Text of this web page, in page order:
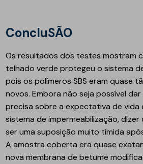
ConcluSÃO
Os resultados dos testes mostram
telhado verde protegeu o sistema
pois os polímeros SBS eram quase
novos. Embora não seja possível
precisa sobre a expectativa de vida
sistema de impermeabilização,
ser uma suposição muito tímida
A amostra coberta era quase
nova membrana de betume